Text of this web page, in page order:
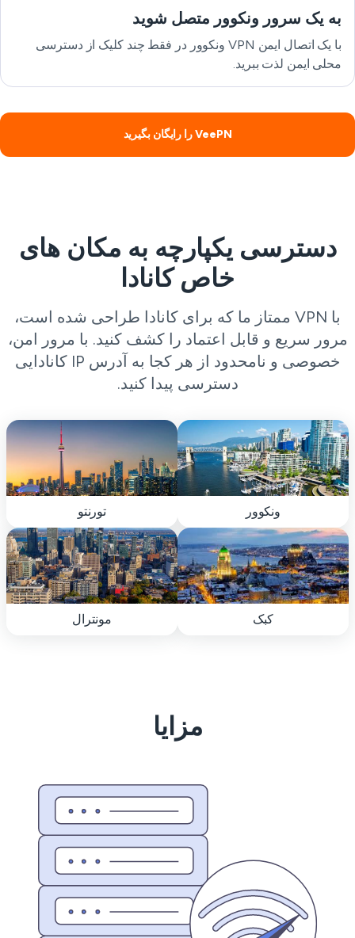
به یک سرور ونکوور متصل شوید
با یک اتصال ایمن VPN ونکوور در فقط چند کلیک از دسترسی
محلی ایمن لذت ببرید.
VeePN را رایگان بگیرید
دسترسی یکپارچه به مکان های
خاص کانادا
با VPN ممتاز ما که برای کانادا طراحی شده است،
مرور سریع و قابل اعتماد را کشف کنید. با مرور امن،
خصوصی و نامحدود از هر کجا به آدرس IP کانادایی
دسترسی پیدا کنید.
ونکوور تورنتو
کبک مونترال
مزایا